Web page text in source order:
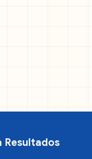
Resultados